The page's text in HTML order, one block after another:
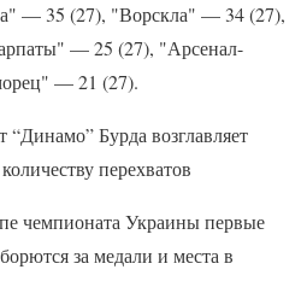
— 35 (27), "Ворскла" — 34 (27),
— 25 (27), "Арсенал-
— 21 (27).
Бурда возглавляет
перехватов
чемпионата Украины первые
за медали и места в